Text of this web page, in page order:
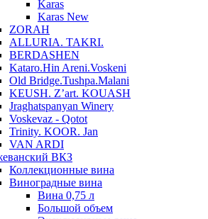
Karas
Karas New
ZORAH
ALLURIA. TAKRI.
BERDASHEN
Kataro.Hin Areni.Voskeni
Old Bridge.Tushpa.Malani
KEUSH. Z’art. KOUASH
Jraghatspanyan Winery
Voskevaz - Qotot
Trinity. KOOR. Jan
VAN ARDI
ВКЗ
Коллекционные вина
Виноградные вина
Вина 0,75 л
Большой объем